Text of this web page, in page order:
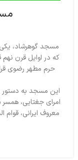
مسجد گوهرشاد، يكي
كه در اوايل قرن
حرم مطهر رضوي
اين مسجد به دستور
معروف ايراني، قوام